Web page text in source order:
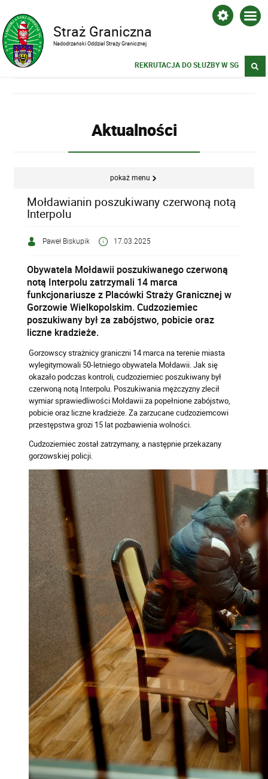
Straż Graniczna
Nadodrzański Oddział Straży Granicznej
REKRUTACJA DO SŁUŻBY W SG
Aktualności
pokaż menu
Mołdawianin poszukiwany czerwoną notą
Interpolu
Paweł Biskupik 17.03.2025
Obywatela Mołdawii poszukiwanego czerwoną
notą Interpolu zatrzymali 14 marca
funkcjonariusze z Placówki Straży Granicznej w
Gorzowie Wielkopolskim. Cudzoziemiec
poszukiwany był za zabójstwo, pobicie oraz
liczne kradzieże.
Gorzowscy strażnicy graniczni 14 marca na terenie miasta
wylegitymowali 50-letniego obywatela Mołdawii. Jak się
okazało podczas kontroli, cudzoziemiec poszukiwany był
czerwoną notą Interpolu. Poszukiwania mężczyzny zlecił
wymiar sprawiedliwości Mołdawii za popełnione zabójstwo,
pobicie oraz liczne kradzieże. Za zarzucane cudzoziemcowi
przestępstwa grozi 15 lat pozbawienia wolności.
Cudzoziemiec został zatrzymany, a następnie przekazany
gorzowskiej policji.